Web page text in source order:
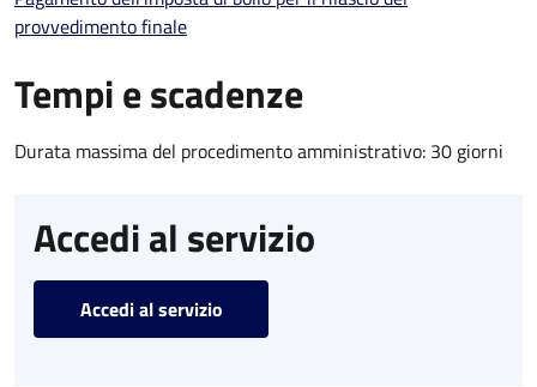
provvedimento finale
Tempi e scadenze
Durata massima del procedimento amministrativo: 30 giorni
Accedi al servizio
Accedi al servizio